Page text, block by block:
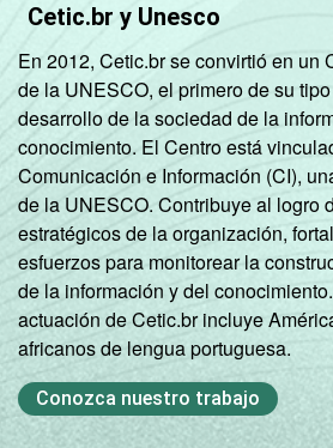
Cetic.br y Unesco
En 2012, Cetic.br se convirtió en un
de la UNESCO, el primero de su
desarrollo de la sociedad de la
conocimiento. El Centro está
Comunicación e Información (CI),
de la UNESCO. Contribuye al logro
estratégicos de la organización,
esfuerzos para monitorear la
de la información y del
actuación de Cetic.br incluye
africanos de lengua portuguesa.
Conozca nuestro trabajo